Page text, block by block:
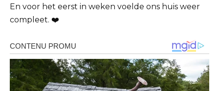
En voor het eerst in weken voelde ons huis weer
compleet. ❤️